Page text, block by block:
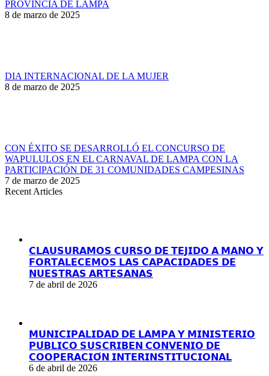
PROVINCIA DE LAMPA
8 de marzo de 2025
DIA INTERNACIONAL DE LA MUJER
8 de marzo de 2025
CON ÉXITO SE DESARROLLÓ EL CONCURSO DE
WAPULULOS EN EL CARNAVAL DE LAMPA CON LA
PARTICIPACIÓN DE 31 COMUNIDADES CAMPESINAS
7 de marzo de 2025
Recent Articles
𝗖𝗟𝗔𝗨𝗦𝗨𝗥𝗔𝗠𝗢𝗦 𝗖𝗨𝗥𝗦𝗢 𝗗𝗘 𝗧𝗘𝗝𝗜𝗗𝗢 𝗔 𝗠𝗔𝗡𝗢 𝗬
𝗙𝗢𝗥𝗧𝗔𝗟𝗘𝗖𝗘𝗠𝗢𝗦 𝗟𝗔𝗦 𝗖𝗔𝗣𝗔𝗖𝗜𝗗𝗔𝗗𝗘𝗦 𝗗𝗘
𝗡𝗨𝗘𝗦𝗧𝗥𝗔𝗦 𝗔𝗥𝗧𝗘𝗦𝗔𝗡𝗔𝗦
7 de abril de 2026
𝗠𝗨𝗡𝗜𝗖𝗜𝗣𝗔𝗟𝗜𝗗𝗔𝗗 𝗗𝗘 𝗟𝗔𝗠𝗣𝗔 𝗬 𝗠𝗜𝗡𝗜𝗦𝗧𝗘𝗥𝗜𝗢
𝗣𝗨́𝗕𝗟𝗜𝗖𝗢 𝗦𝗨𝗦𝗖𝗥𝗜𝗕𝗘𝗡 𝗖𝗢𝗡𝗩𝗘𝗡𝗜𝗢 𝗗𝗘
𝗖𝗢𝗢𝗣𝗘𝗥𝗔𝗖𝗜𝗢́𝗡 𝗜𝗡𝗧𝗘𝗥𝗜𝗡𝗦𝗧𝗜𝗧𝗨𝗖𝗜𝗢𝗡𝗔𝗟
6 de abril de 2026